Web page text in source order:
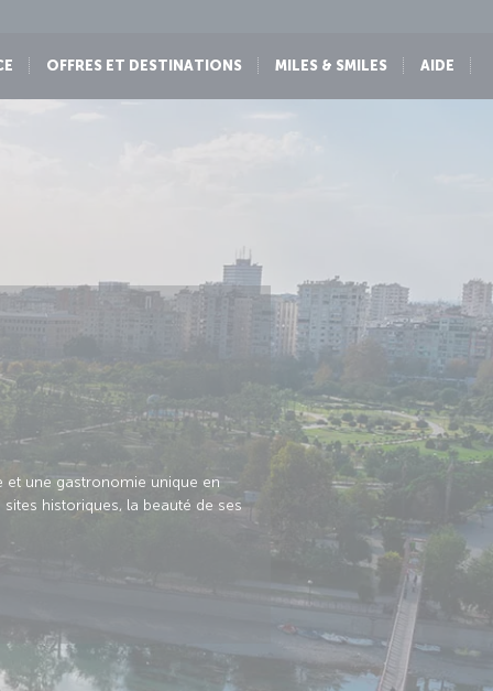
OFFRES ET DESTINATIONS MILES & SMILES AIDE
et une gastronomie unique en
historiques, la beauté de ses